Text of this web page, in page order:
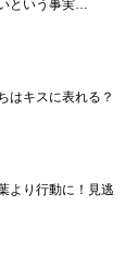
という事実…
はキスに表れる？
より行動に！見逃